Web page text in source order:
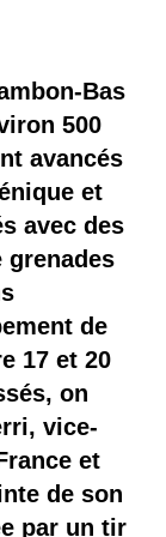
Bas
500
avancés
et
avec des
grenades
de
17 et 20
on
vice-
et
de son
par un tir